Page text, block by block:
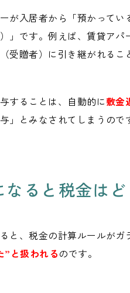
が入居者から「預かって
」です。例えば、賃貸ア
受贈者）に引き継がれるこ
することは、自動的に敷金
」とみなされてしまうので
ると税金は
と、税金の計算ルールが
”と扱われるのです。